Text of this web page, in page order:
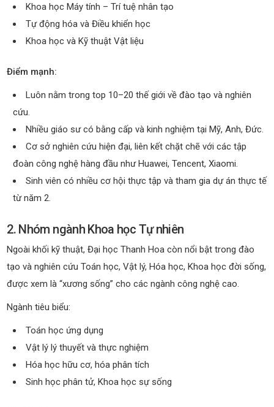
Khoa học Máy tính – Trí tuệ nhân tạo
Tự động hóa và Điều khiển học
Khoa học và Kỹ thuật Vật liệu
Điểm mạnh:
Luôn nằm trong top 10–20 thế giới về đào tạo và nghiên
cứu.
Nhiều giáo sư có bằng cấp và kinh nghiệm tại Mỹ, Anh, Đức.
Cơ sở nghiên cứu hiện đại, liên kết chặt chẽ với các tập
đoàn công nghệ hàng đầu như Huawei, Tencent, Xiaomi.
Sinh viên có nhiều cơ hội thực tập và tham gia dự án thực tế
từ năm 2.
2. Nhóm ngành Khoa học Tự nhiên
Ngoài khối kỹ thuật, Đại học Thanh Hoa còn nổi bật trong đào
tạo và nghiên cứu Toán học, Vật lý, Hóa học, Khoa học đời sống,
được xem là “xương sống” cho các ngành công nghệ cao.
Ngành tiêu biểu:
Toán học ứng dụng
Vật lý lý thuyết và thực nghiệm
Hóa học hữu cơ, hóa phân tích
Sinh học phân tử, Khoa học sự sống